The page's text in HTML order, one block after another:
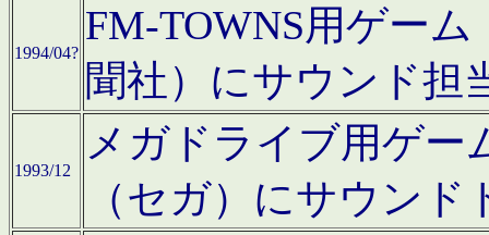
1994/04?
FM-TOWNS用ゲー
聞社）にサウンド担
1993/12
メガドライブ用ゲー
（セガ）にサウン